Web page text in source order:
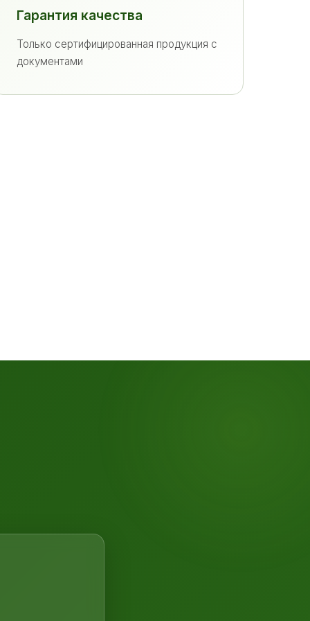
Гарантия качества
Только сертифицированная продукция с
документами